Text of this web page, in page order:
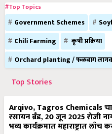
#Top Topics
Government Schemes
Chili Farming
कृषी प्रक्रिया
Orchard planting / फळबाग
Top Stories
Arqivo, Tagros Chemicals
रसायन ब्रँड, 20 जून 2025 रोजी
भव्य कार्यक्रमात महाराष्ट्रात